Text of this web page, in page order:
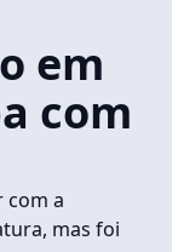
em
com
com a
mas foi